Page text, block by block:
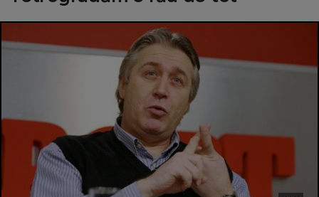
SuperLiga
Liga 2
Cupa României
Echipa Națională
U21
Fotbal feminin